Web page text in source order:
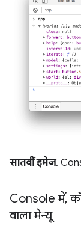
सातवीं इमेज.
Console में,
वाला मेन्यू